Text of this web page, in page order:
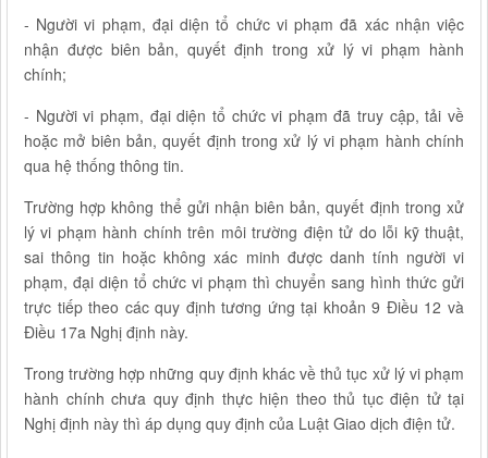
- Người vi phạm, đại diện tổ chức vi phạm đã xác nhận việc
nhận được biên bản, quyết định trong xử lý vi phạm hành
chính;
- Người vi phạm, đại diện tổ chức vi phạm đã truy cập, tải về
hoặc mở biên bản, quyết định trong xử lý vi phạm hành chính
qua hệ thống thông tin.
Trường hợp không thể gửi nhận biên bản, quyết định trong xử
lý vi phạm hành chính trên môi trường điện tử do lỗi kỹ thuật,
sai thông tin hoặc không xác minh được danh tính người vi
phạm, đại diện tổ chức vi phạm thì chuyển sang hình thức gửi
trực tiếp theo các quy định tương ứng tại khoản 9 Điều 12 và
Điều 17a Nghị định này.
Trong trường hợp những quy định khác về thủ tục xử lý vi phạm
hành chính chưa quy định thực hiện theo thủ tục điện tử tại
Nghị định này thì áp dụng quy định của Luật Giao dịch điện tử.